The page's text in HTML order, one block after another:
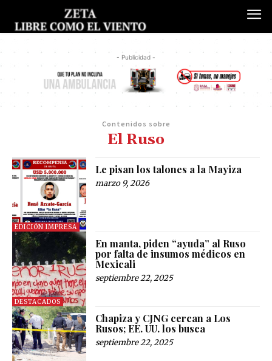
- Publicidad -
Contenidos sobre
El Ruso
EDICIÓN IMPRESA
Le pisan los talones a la Mayiza
marzo 9, 2026
DESTACADOS
En manta, piden “ayuda” al Ruso
por falta de insumos médicos en
Mexicali
septiembre 22, 2025
Chapiza y CJNG cercan a Los
Rusos; EE. UU. los busca
septiembre 22, 2025